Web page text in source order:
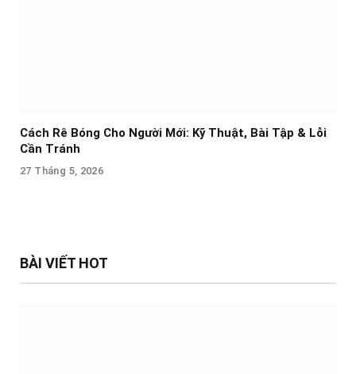
Cách Rê Bóng Cho Người Mới: Kỹ Thuật, Bài Tập & Lỗi
Cần Tránh
27 Tháng 5, 2026
BÀI VIẾT HOT